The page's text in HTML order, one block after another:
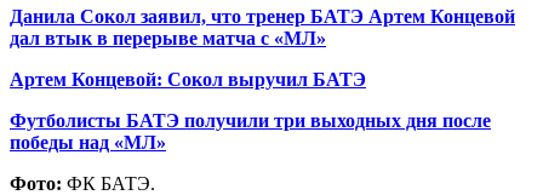
Данила Сокол заявил, что тренер БАТЭ Артем Концевой
дал втык в перерыве матча с «МЛ»
Артем Концевой: Сокол выручил БАТЭ
Футболисты БАТЭ получили три выходных дня после
победы над «МЛ»
Фото: ФК БАТЭ.